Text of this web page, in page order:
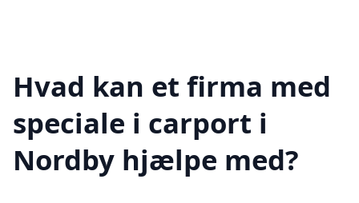
Hvad kan et firma med
speciale i carport i
Nordby hjælpe med?